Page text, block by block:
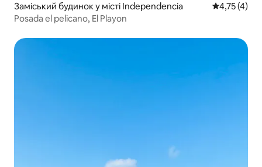
Заміський будинок у місті Independencia Середня
4,75 (4)
Posada el pelicano, El Playon